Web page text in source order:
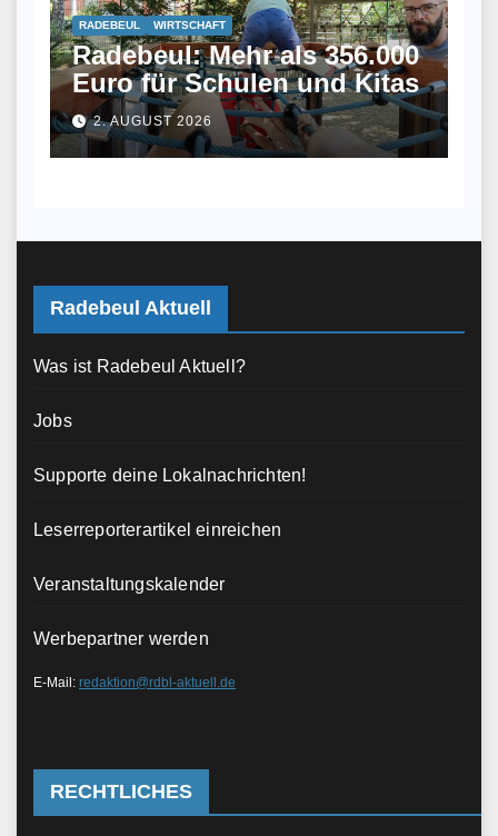
RADEBEUL WIRTSCHAFT
Radebeul: Mehr als 356.000
Euro für Schulen und Kitas
2. AUGUST 2026
Radebeul Aktuell
Was ist Radebeul Aktuell?
Jobs
Supporte deine Lokalnachrichten!
Leserreporterartikel einreichen
Veranstaltungskalender
Werbepartner werden
E-Mail: redaktion@rdbl-aktuell.de
RECHTLICHES